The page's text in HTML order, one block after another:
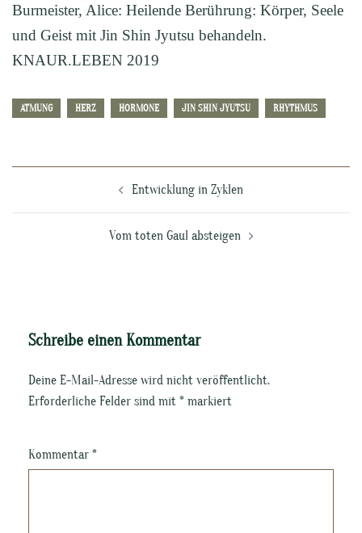
Burmeister, Alice: Heilende Berührung: Körper, Seele
und Geist mit Jin Shin Jyutsu behandeln.
KNAUR.LEBEN 2019
ATMUNG HERZ HORMONE JIN SHIN JYUTSU RHYTHMUS
Entwicklung in Zyklen
Vom toten Gaul absteigen
Schreibe einen Kommentar
Deine E-Mail-Adresse wird nicht veröffentlicht.
Erforderliche Felder sind mit * markiert
Kommentar *